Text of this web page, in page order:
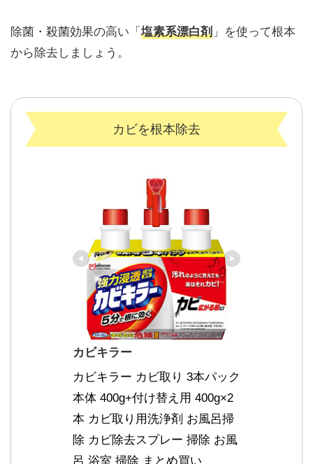
除菌・殺菌効果の高い「塩素系漂白剤 」を使って根本
から除去しましょう。
カビを根本除去
カビキラー
カビキラー カビ取り 3本パック
本体 400g+付け替え用 400g×2
本 カビ取り用洗浄剤 お風呂掃
除 カビ除去スプレー 掃除 お風
呂 浴室 掃除 まとめ買い